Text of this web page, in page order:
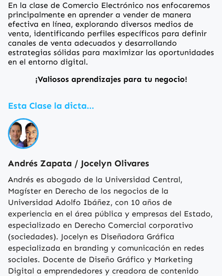
En la clase de Comercio Electrónico nos enfocaremos
principalmente en aprender a vender de manera
efectiva en línea, explorando diversos medios de
venta, identificando perfiles específicos para definir
canales de venta adecuados y desarrollando
estrategias sólidas para maximizar las oportunidades
en el entorno digital.
¡Valiosos aprendizajes para tu negocio!
Esta Clase la dicta...
Andrés Zapata / Jocelyn Olivares
Andrés es abogado de la Universidad Central,
Magíster en Derecho de los negocios de la
Universidad Adolfo Ibáñez, con 10 años de
experiencia en el área pública y empresas del Estado,
especializado en Derecho Comercial corporativo
(sociedades). Jocelyn es Diseñadora Gráfica
especializada en branding y comunicación en redes
sociales. Docente de Diseño Gráfico y Marketing
Digital a emprendedores y creadora de contenido